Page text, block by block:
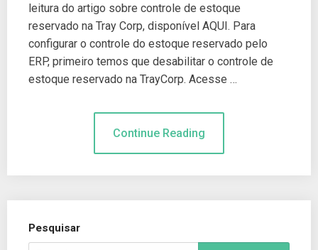
leitura do artigo sobre controle de estoque
reservado na Tray Corp, disponível AQUI. Para
configurar o controle do estoque reservado pelo
ERP, primeiro temos que desabilitar o controle de
estoque reservado na TrayCorp. Acesse …
Continue Reading
Pesquisar